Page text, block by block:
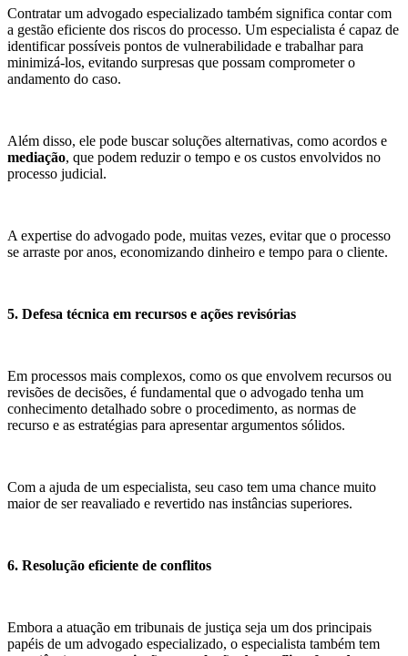
Contratar um advogado especializado também significa contar com
a gestão eficiente dos riscos do processo. Um especialista é capaz de
identificar possíveis pontos de vulnerabilidade e trabalhar para
minimizá-los, evitando surpresas que possam comprometer o
andamento do caso.
Além disso, ele pode buscar soluções alternativas, como acordos e
mediação, que podem reduzir o tempo e os custos envolvidos no
processo judicial.
A expertise do advogado pode, muitas vezes, evitar que o processo
se arraste por anos, economizando dinheiro e tempo para o cliente.
5. Defesa técnica em recursos e ações revisórias
Em processos mais complexos, como os que envolvem recursos ou
revisões de decisões, é fundamental que o advogado tenha um
conhecimento detalhado sobre o procedimento, as normas de
recurso e as estratégias para apresentar argumentos sólidos.
Com a ajuda de um especialista, seu caso tem uma chance muito
maior de ser reavaliado e revertido nas instâncias superiores.
6. Resolução eficiente de conflitos
Embora a atuação em tribunais de justiça seja um dos principais
papéis de um advogado especializado, o especialista também tem